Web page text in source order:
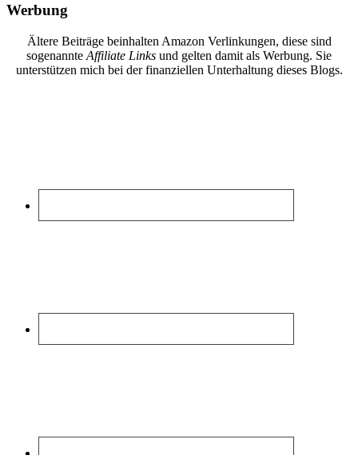
Werbung
Ältere Beiträge beinhalten Amazon Verlinkungen, diese sind
sogenannte Affiliate Links und gelten damit als Werbung. Sie
unterstützen mich bei der finanziellen Unterhaltung dieses Blogs.